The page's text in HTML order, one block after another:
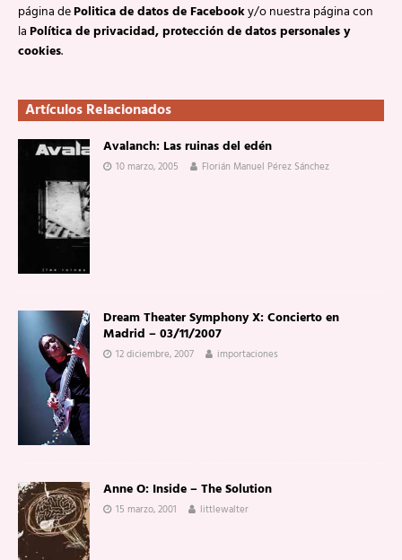
página dePolitica de datos de Facebooky/o nuestra página con
laPolítica de privacidad, protección de datos personales y
cookies.
Artículos Relacionados
Avalanch: Las ruinas del edén
10 marzo, 2005 Florián Manuel Pérez Sánchez
Dream Theater Symphony X: Concierto en
Madrid – 03/11/2007
12 diciembre, 2007 importaciones
Anne O: Inside – The Solution
15 marzo, 2001 littlewalter